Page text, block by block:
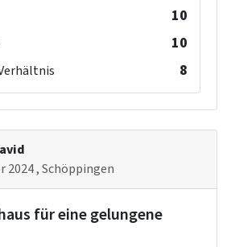
10
10
8
2024, Schöppingen
für eine gelungene